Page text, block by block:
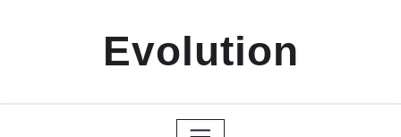
Evolution